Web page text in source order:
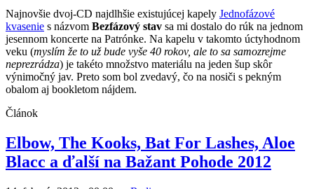
Najnovšie dvoj-CD najdlhšie existujúcej kapely Jednofázové
kvasenie s názvom Bezfázový stav sa mi dostalo do rúk na jednom
jesennom koncerte na Patrónke. Na kapelu v takomto úctyhodnom
veku (myslím že to už bude vyše 40 rokov, ale to sa samozrejme
neprezrádza) je takéto množstvo materiálu na jeden šup skôr
výnimočný jav. Preto som bol zvedavý, čo na nosiči s pekným
obalom aj bookletom nájdem.
Článok
Elbow, The Kooks, Bat For Lashes, Aloe
Blacc a ďalší na Bažant Pohode 2012